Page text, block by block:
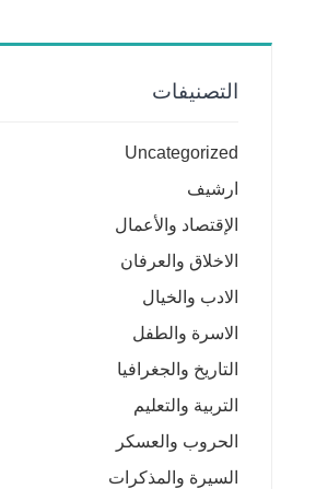
التصنيفات
Uncategorized
ارشيف
الإقتصاد والأعمال
الاخلاق والعرفان
الادب والخيال
الاسرة والطفل
التاريخ والجغرافيا
التربية والتعليم
الحروب والعسكر
السيرة والمذكرات